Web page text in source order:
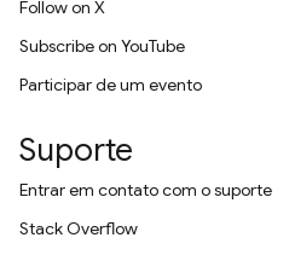
Follow on X
Subscribe on YouTube
Participar de um evento
Suporte
Entrar em contato com o suporte
Stack Overflow